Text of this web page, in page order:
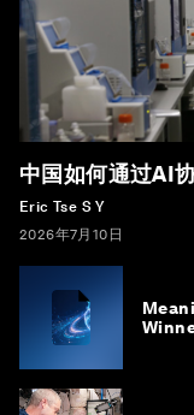
中国如何通过AI
Eric Tse S Y
2026年7月10日